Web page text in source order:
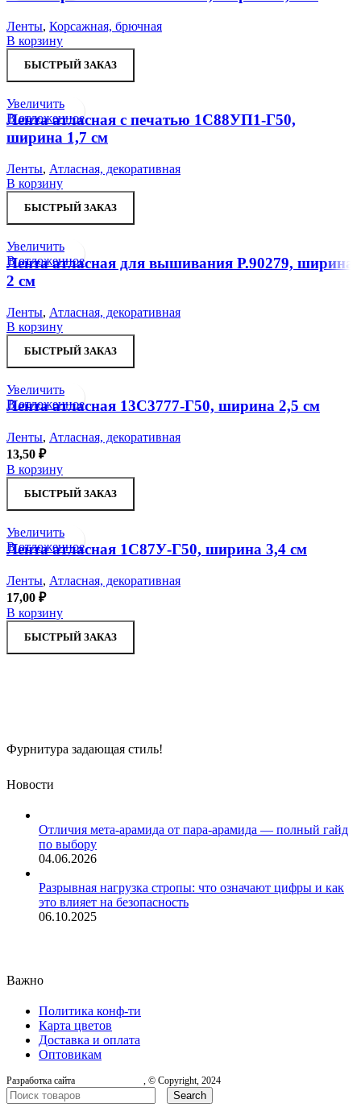
Ленты, Корсажная, брючная
В корзину
БЫСТРЫЙ ЗАКАЗ
Увеличить
В отложенное
Лента атласная с печатью 1С88УП1-Г50,
ширина 1,7 см
Ленты, Атласная, декоративная
В корзину
БЫСТРЫЙ ЗАКАЗ
Увеличить
В отложенное
Лента атласная для вышивания Р.90279, ширина
2 см
Ленты, Атласная, декоративная
В корзину
БЫСТРЫЙ ЗАКАЗ
Увеличить
В отложенное
Лента атласная 13С3777-Г50, ширина 2,5 см
Ленты, Атласная, декоративная
13,50 ₽
В корзину
БЫСТРЫЙ ЗАКАЗ
Увеличить
В отложенное
Лента атласная 1С87У-Г50, ширина 3,4 см
Ленты, Атласная, декоративная
17,00 ₽
В корзину
БЫСТРЫЙ ЗАКАЗ
Фурнитура задающая стиль!
Новости
Отличия мета-арамида от пара-арамида — полный гайд
по выбору
04.06.2026
Разрывная нагрузка стропы: что означают цифры и как
это влияет на безопасность
06.10.2025
Важно
Политика конф-ти
Карта цветов
Доставка и оплата
Оптовикам
Разработка сайта , © Copyright, 2024
Search